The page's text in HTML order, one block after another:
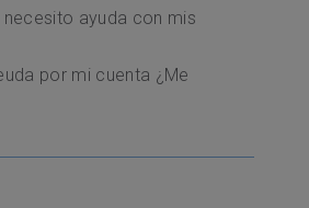
ayuda con mis
por mi cuenta ¿Me